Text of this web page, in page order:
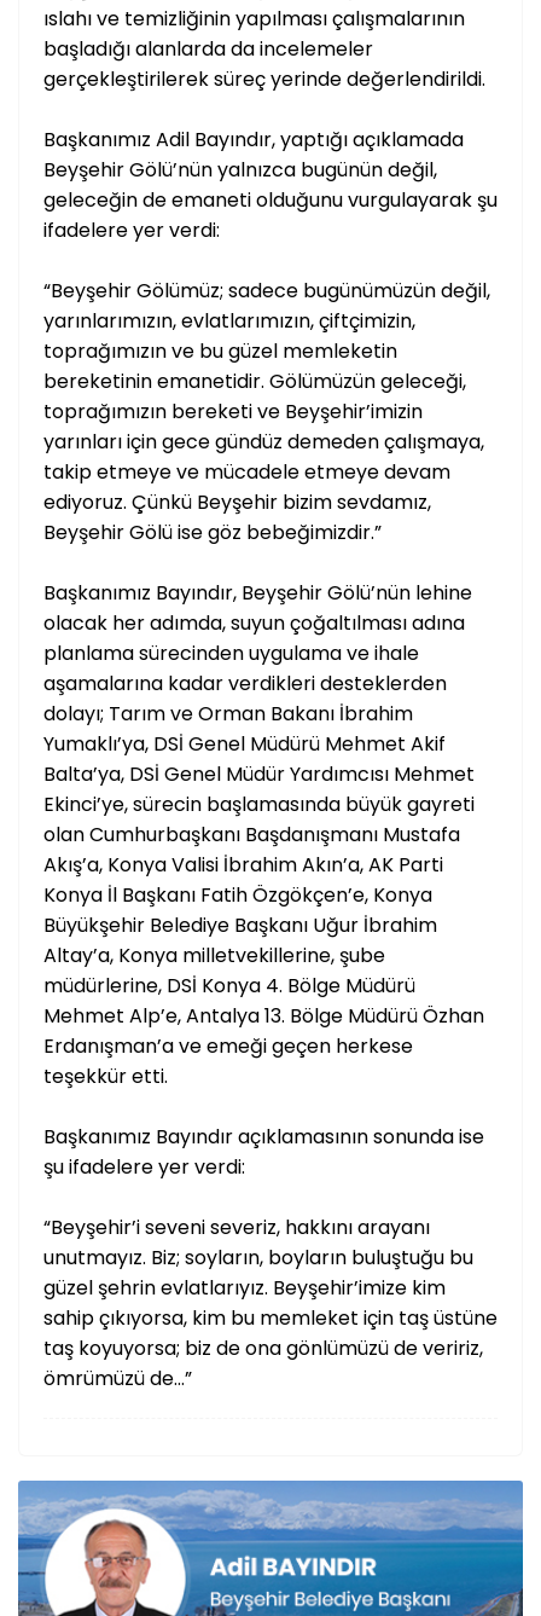
ıslahı ve temizliğinin yapılması çalışmalarının
başladığı alanlarda da incelemeler
gerçekleştirilerek süreç yerinde değerlendirildi.
Başkanımız Adil Bayındır, yaptığı açıklamada
Beyşehir Gölü’nün yalnızca bugünün değil,
geleceğin de emaneti olduğunu vurgulayarak şu
ifadelere yer verdi:
“Beyşehir Gölümüz; sadece bugünümüzün değil,
yarınlarımızın, evlatlarımızın, çiftçimizin,
toprağımızın ve bu güzel memleketin
bereketinin emanetidir. Gölümüzün geleceği,
toprağımızın bereketi ve Beyşehir’imizin
yarınları için gece gündüz demeden çalışmaya,
takip etmeye ve mücadele etmeye devam
ediyoruz. Çünkü Beyşehir bizim sevdamız,
Beyşehir Gölü ise göz bebeğimizdir.”
Başkanımız Bayındır, Beyşehir Gölü’nün lehine
olacak her adımda, suyun çoğaltılması adına
planlama sürecinden uygulama ve ihale
aşamalarına kadar verdikleri desteklerden
dolayı; Tarım ve Orman Bakanı İbrahim
Yumaklı’ya, DSİ Genel Müdürü Mehmet Akif
Balta’ya, DSİ Genel Müdür Yardımcısı Mehmet
Ekinci’ye, sürecin başlamasında büyük gayreti
olan Cumhurbaşkanı Başdanışmanı Mustafa
Akış’a, Konya Valisi İbrahim Akın’a, AK Parti
Konya İl Başkanı Fatih Özgökçen’e, Konya
Büyükşehir Belediye Başkanı Uğur İbrahim
Altay’a, Konya milletvekillerine, şube
müdürlerine, DSİ Konya 4. Bölge Müdürü
Mehmet Alp’e, Antalya 13. Bölge Müdürü Özhan
Erdanışman’a ve emeği geçen herkese
teşekkür etti.
Başkanımız Bayındır açıklamasının sonunda ise
şu ifadelere yer verdi:
“Beyşehir’i seveni severiz, hakkını arayanı
unutmayız. Biz; soyların, boyların buluştuğu bu
güzel şehrin evlatlarıyız. Beyşehir’imize kim
sahip çıkıyorsa, kim bu memleket için taş üstüne
taş koyuyorsa; biz de ona gönlümüzü de veririz,
ömrümüzü de…”